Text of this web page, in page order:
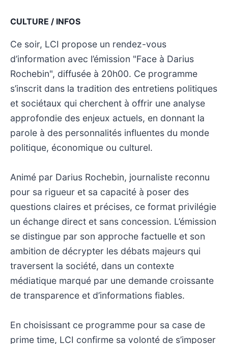
CULTURE / INFOS
Ce soir, LCI propose un rendez-vous
d’information avec l’émission "Face à Darius
Rochebin", diffusée à 20h00. Ce programme
s’inscrit dans la tradition des entretiens politiques
et sociétaux qui cherchent à offrir une analyse
approfondie des enjeux actuels, en donnant la
parole à des personnalités influentes du monde
politique, économique ou culturel.
Animé par Darius Rochebin, journaliste reconnu
pour sa rigueur et sa capacité à poser des
questions claires et précises, ce format privilégie
un échange direct et sans concession. L’émission
se distingue par son approche factuelle et son
ambition de décrypter les débats majeurs qui
traversent la société, dans un contexte
médiatique marqué par une demande croissante
de transparence et d’informations fiables.
En choisissant ce programme pour sa case de
prime time, LCI confirme sa volonté de s’imposer